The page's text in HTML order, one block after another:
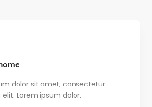
dolor sit amet, consectetur
elit. Lorem ipsum dolor.